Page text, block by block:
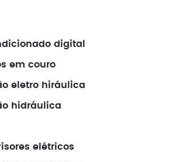
digital
em couro
eletro hiráulica
hidráulica
elétricos